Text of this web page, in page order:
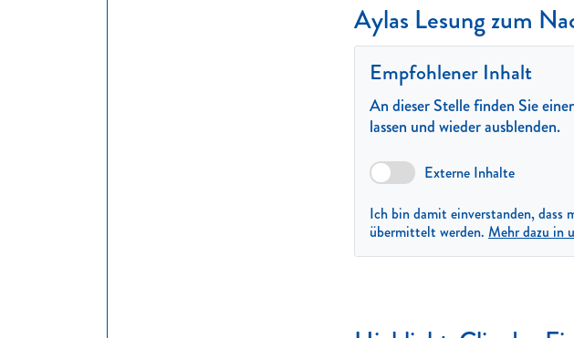
Aylas Lesung zum
Empfohlener Inhalt
An dieser Stelle finden Sie
lassen und wieder ausblenden.
Externe Inhalte
Ich bin damit einverstanden, dass
übermittelt werden. Mehr dazu in